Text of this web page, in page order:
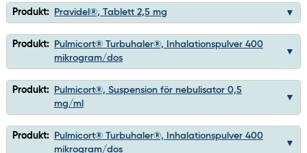
Produkt: Pravidel®, Tablett 2,5 mg
Produkt:
Pulmicort® Turbuhaler®, Inhalationspulver 400
mikrogram/dos
Produkt:
Pulmicort®, Suspension för nebulisator 0,5
mg/ml
Produkt:
Pulmicort® Turbuhaler®, Inhalationspulver 400
mikrogram/dos